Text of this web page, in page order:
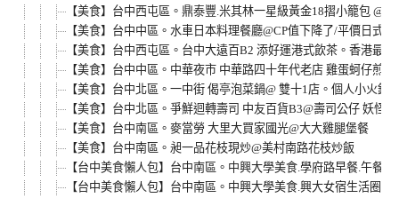
【美食】台中西屯區。鼎泰豐.米其林一星級黃金18摺小籠包 @
【美食】台中中區。水車日本料理餐廳@CP值下降了/平價日式
【美食】台中西屯區。台中大遠百B2 添好運港式飲茶。香港最
【美食】台中中區。中華夜市 中華路四十年代老店 雞蛋蚵仔煎
【美食】台中北區。一中街 偈亭泡菜鍋@ 雙十1店。個人小火鍋
【美食】台中北區。爭鮮迴轉壽司 中友百貨B3@壽司公仔 妖怪
【美食】台中南區。麥當勞 大里大買家國光@大大雞腿堡餐
【美食】台中南區。昶一品花枝現炒@美村南路花枝炒飯
【台中美食懶人包】台中南區。中興大學美食.學府路早餐.午餐
【台中美食懶人包】台中南區。中興大學美食.興大女宿生活圈.